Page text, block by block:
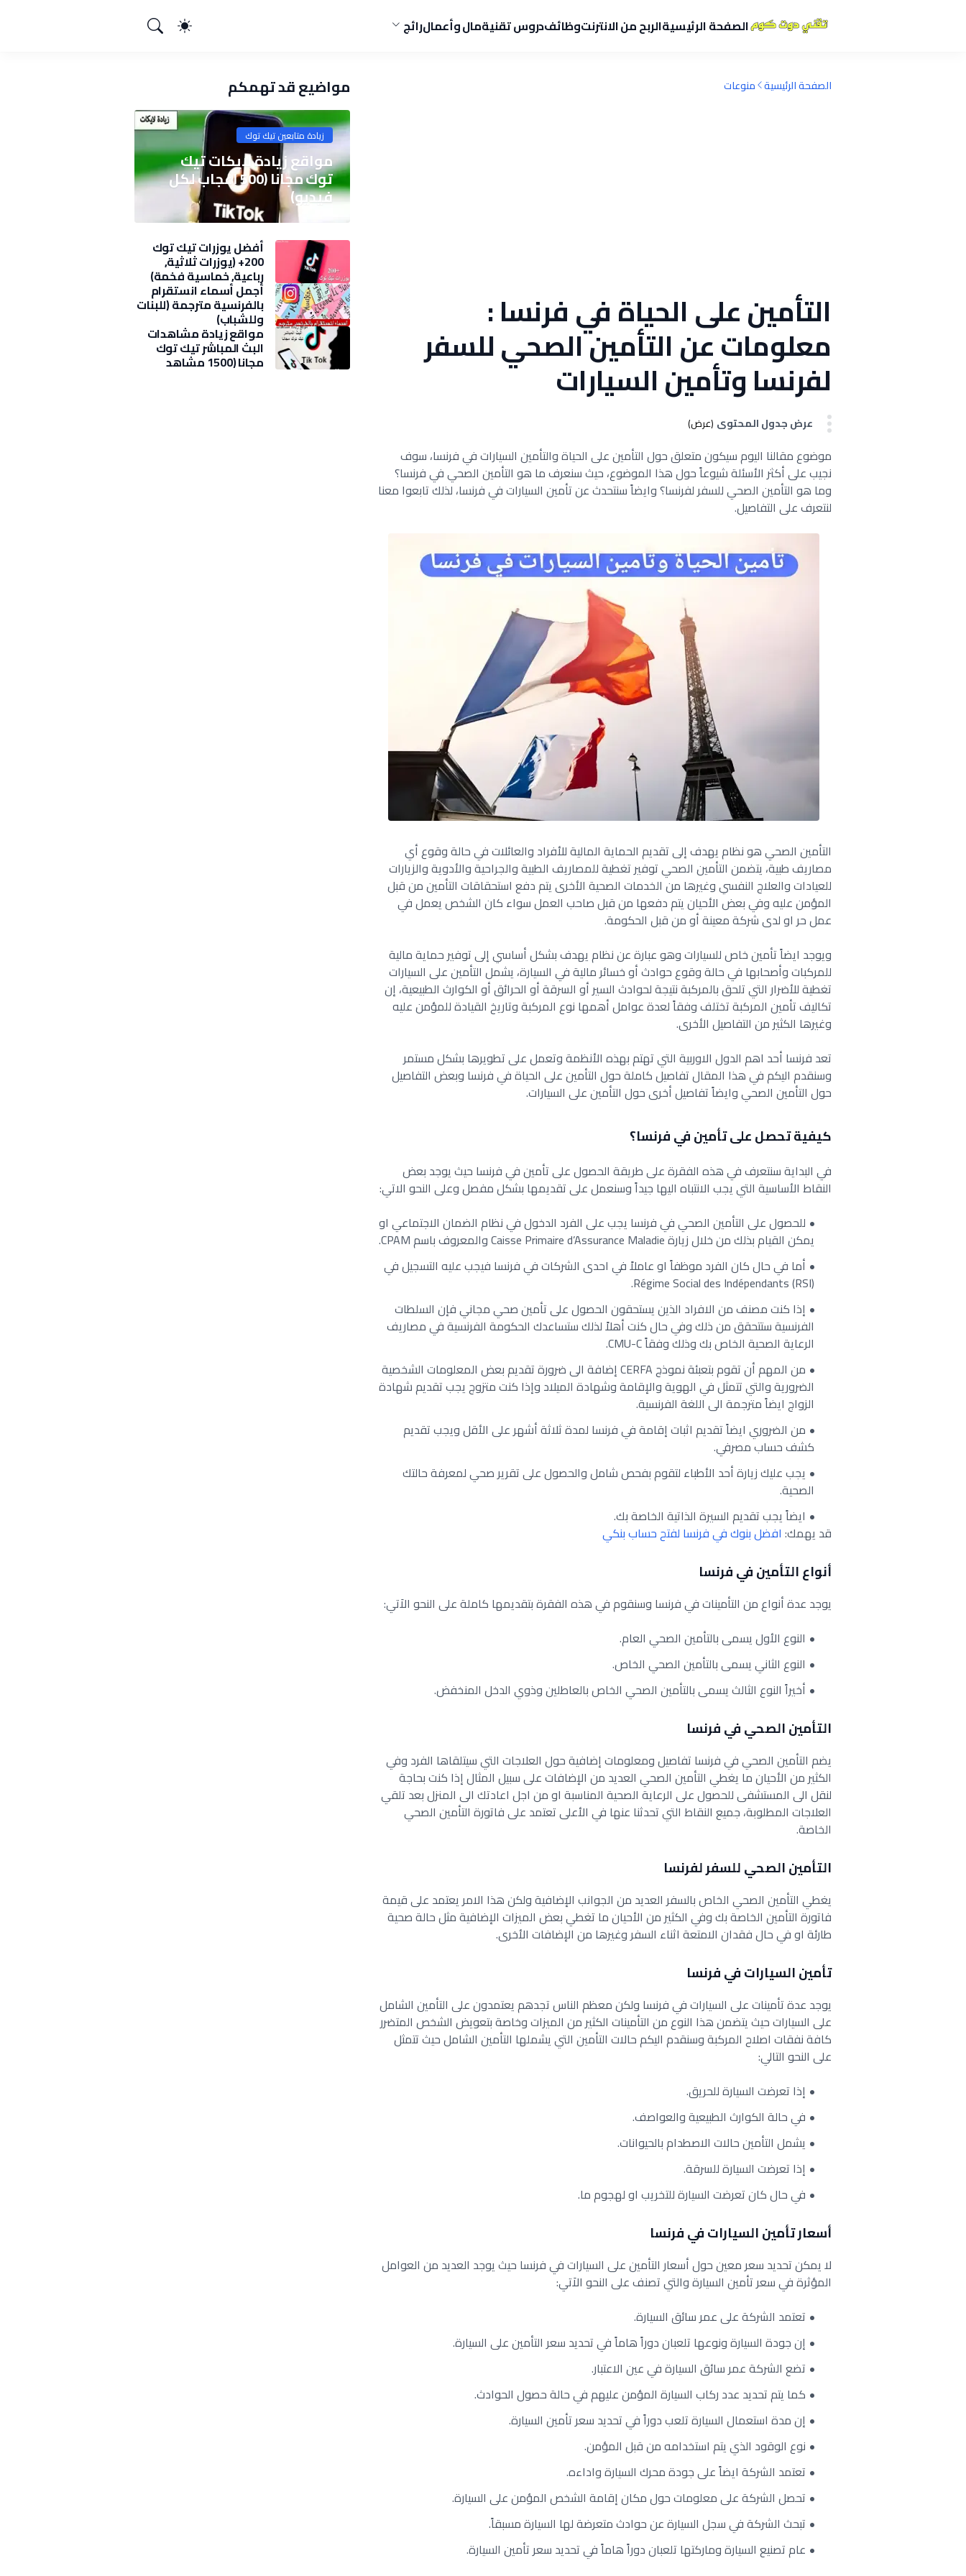
الصفحة الرئيسيةالربح من الانترنتوظائفدروس تقنيةمال وأعمالرائج
الصفحة الرئيسية منوعات
التأمين على الحياة في فرنسا :
معلومات عن التأمين الصحي للسفر
لفرنسا وتأمين السيارات
عرض جدول المحتوى (عرض)
موضوع مقالنا اليوم سيكون متعلق حول التأمين على الحياة والتأمين السيارات في فرنسا، سوف
نجيب على أكثر الأسئلة شيوعاً حول هذا الموضوع، حيث سنعرف ما هو التأمين الصحي في فرنسا؟
وما هو التأمين الصحي للسفر لفرنسا؟ وايضاً سنتحدث عن تأمين السيارات في فرنسا، لذلك تابعوا معنا
لنتعرف على التفاصيل.
التأمين الصحي هو نظام يهدف إلى تقديم الحماية المالية للأفراد والعائلات في حالة وقوع أي
مصاريف طبية، يتضمن التأمين الصحي توفير تغطية للمصاريف الطبية والجراحية والأدوية والزيارات
للعيادات والعلاج النفسي وغيرها من الخدمات الصحية الأخرى يتم دفع استحقاقات التأمين من قبل
المؤمن عليه وفي بعض الأحيان يتم دفعها من قبل صاحب العمل سواء كان الشخص يعمل في
عمل حر او لدى شركة معينة أو من قبل الحكومة.
ويوجد ايضاً تأمين خاص للسيارات وهو عبارة عن نظام يهدف بشكل أساسي إلى توفير حماية مالية
للمركبات وأصحابها في حالة وقوع حوادث أو خسائر مالية في السيارة، يشمل التأمين على السيارات
تغطية للأضرار التي تلحق بالمركبة نتيجة لحوادث السير أو السرقة أو الحرائق أو الكوارث الطبيعية، إن
تكاليف تأمين المركبة تختلف وفقاً لعدة عوامل أهمها نوع المركبة وتاريخ القيادة للمؤمن عليه
وغيرها الكثير من التفاصيل الأخرى.
تعد فرنسا أحد اهم الدول الاوربية التي تهتم بهذه الأنظمة وتعمل على تطويرها بشكل مستمر
وسنقدم اليكم في هذا المقال تفاصيل كاملة حول التأمين على الحياة في فرنسا وبعض التفاصيل
حول التأمين الصحي وايضاً تفاصيل أخرى حول التأمين على السيارات.
كيفية تحصل على تأمين في فرنسا؟
في البداية سنتعرف في هذه الفقرة على طريقة الحصول على تأمين في فرنسا حيث يوجد بعض
النقاط الأساسية التي يجب الانتباه اليها جيداً وسنعمل على تقديمها بشكل مفصل وعلى النحو الاتي:
للحصول على التأمين الصحي في فرنسا يجب على الفرد الدخول في نظام الضمان الاجتماعي او
يمكن القيام بذلك من خلال زيارة Caisse Primaire d’Assurance Maladie والمعروف باسم CPAM.
أما في حال كان الفرد موظفاً او عاملاً في احدى الشركات في فرنسا فيجب عليه التسجيل في
Régime Social des Indépendants (RSI).
إذا كنت مصنف من الافراد الذين يستحقون الحصول على تأمين صحي مجاني فإن السلطات
الفرنسية ستتحقق من ذلك وفي حال كنت أهلاً لذلك ستساعدك الحكومة الفرنسية في مصاريف
الرعاية الصحية الخاص بك وذلك وفقاً CMU-C.
من المهم أن تقوم بتعبئة نموذج CERFA إضافة الى ضرورة تقديم بعض المعلومات الشخصية
الضرورية والتي تتمثل في الهوية والإقامة وشهادة الميلاد وإذا كنت متزوج يجب تقديم شهادة
الزواج ايضاً مترجمة الى اللغة الفرنسية.
من الضروري ايضاً تقديم اثبات إقامة في فرنسا لمدة ثلاثة أشهر على الأقل ويجب تقديم
كشف حساب مصرفي.
يجب عليك زيارة أحد الأطباء لتقوم بفحص شامل والحصول على تقرير صحي لمعرفة حالتك
الصحية.
ايضاً يجب تقديم السيرة الذاتية الخاصة بك.
قد يهمك: افضل بنوك في فرنسا لفتح حساب بنكي
أنواع التأمين في فرنسا
يوجد عدة أنواع من التأمينات في فرنسا وسنقوم في هذه الفقرة بتقديمها كاملة على النحو الاَتي:
النوع الأول يسمى بالتأمين الصحي العام.
النوع الثاني يسمى بالتأمين الصحي الخاص.
أخيراً النوع الثالث يسمى بالتأمين الصحي الخاص بالعاطلين وذوي الدخل المنخفض.
التأمين الصحي في فرنسا
يضم التأمين الصحي في فرنسا تفاصيل ومعلومات إضافية حول العلاجات التي سيتلقاها الفرد وفي
الكثير من الأحيان ما يغطي التأمين الصحي العديد من الإضافات على سبيل المثال إذا كنت بحاجة
لنقل الى المستشفى للحصول على الرعاية الصحية المناسبة او من اجل اعادتك الى المنزل بعد تلقي
العلاجات المطلوبة، جميع النقاط التي تحدثنا عنها في الأعلى تعتمد على فاتورة التأمين الصحي
الخاصة.
التأمين الصحي للسفر لفرنسا
يغطي التأمين الصحي الخاص بالسفر العديد من الجوانب الإضافية ولكن هذا الامر يعتمد على قيمة
فاتورة التأمين الخاصة بك وفي الكثير من الأحيان ما تغطي بعض الميزات الإضافية مثل حالة صحية
طارئة او في حال فقدان الامتعة اثناء السفر وغيرها من الإضافات الأخرى.
تأمين السيارات في فرنسا
يوجد عدة تأمينات على السيارات في فرنسا ولكن معظم الناس تجدهم يعتمدون على التأمين الشامل
على السيارات حيث يتضمن هذا النوع من التأمينات الكثير من الميزات وخاصة بتعويض الشخص المتضرر
كافة نفقات اصلاح المركبة وسنقدم اليكم حالات التأمين التي يشملها التأمين الشامل حيث تتمثل
على النحو التالي:
إذا تعرضت السيارة للحريق.
في حالة الكوارث الطبيعية والعواصف.
يشمل التأمين حالات الاصطدام بالحيوانات.
إذا تعرضت السيارة للسرقة.
في حال كان تعرضت السيارة للتخريب او لهجوم ما.
أسعار تأمين السيارات في فرنسا
لا يمكن تحديد سعر معين حول أسعار التأمين على السيارات في فرنسا حيث يوجد العديد من العوامل
المؤثرة في سعر تأمين السيارة والتي تصنف على النحو الاَتي:
تعتمد الشركة على عمر سائق السيارة.
إن جودة السيارة ونوعها تلعبان دوراً هاماً في تحديد سعر التأمين على السيارة.
تضع الشركة عمر سائق السيارة في عين الاعتبار.
كما يتم تحديد عدد ركاب السيارة المؤمن عليهم في حالة حصول الحوادث.
إن مدة استعمال السيارة تلعب دوراً في تحديد سعر تأمين السيارة.
نوع الوقود الذي يتم استخدامه من قبل المؤمن.
تعتمد الشركة ايضاً على جودة محرك السيارة واداءه.
تحصل الشركة على معلومات حول مكان إقامة الشخص المؤمن على السيارة.
تبحث الشركة في سجل السيارة عن حوادث متعرضة لها السيارة مسبقاً.
عام تصنيع السيارة وماركتها تلعبان دوراً هاماً في تحديد سعر تأمين السيارة.
مواضيع قد تهمكم
زيادة متابعين تيك توك
مواقع زيادة لايكات تيك
توك مجانا (500 اعجاب لكل
فيديو)
أفضل يوزرات تيك توك
200+ (يوزرات ثلاثية,
رباعية, خماسية فخمة)
2025
أجمل أسماء انستقرام
بالفرنسية مترجمة (للبنات
وللشباب)
مواقع زيادة مشاهدات
البث المباشر تيك توك
مجانا (1500 مشاهد